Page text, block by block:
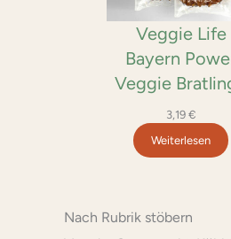
Veggie Life
Bayern
Veggie
3,19 €
Weiterlesen
Nach Rubrik stöbern